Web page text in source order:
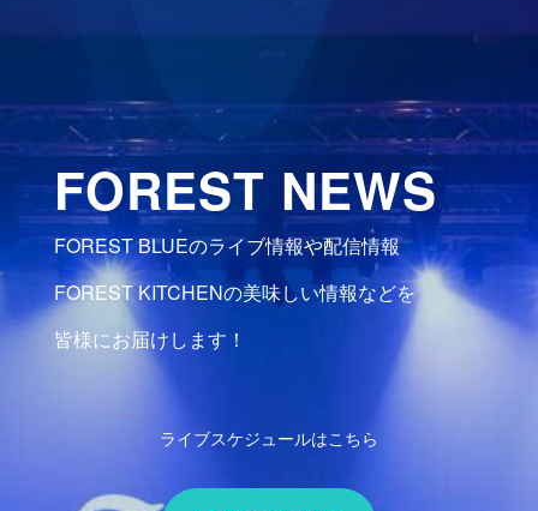
FOREST NEWS
FOREST BLUEのライブ情報や配信情報
FOREST KITCHENの美味しい情報などを
皆様にお届けします！
ライブスケジュールはこちら